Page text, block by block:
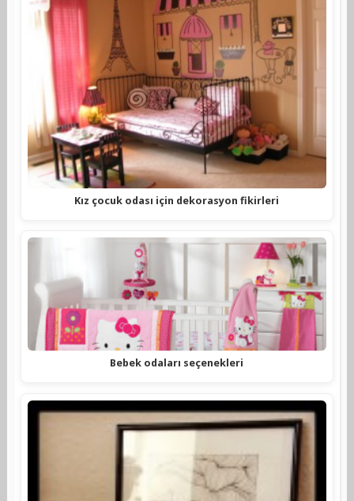
Kız çocuk odası için dekorasyon fikirleri
Bebek odaları seçenekleri